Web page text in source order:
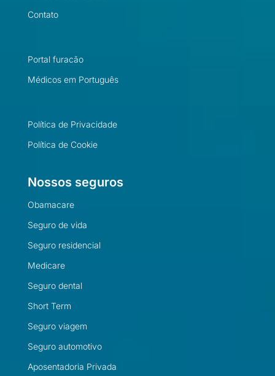
Contato
Portal furacão
Médicos em Português
Política de Privacidade
Política de Cookie
Nossos seguros
Obamacare
Seguro de vida
Seguro residencial
Medicare
Seguro dental
Short Term
Seguro viagem
Seguro automotivo
Aposentadoria Privada